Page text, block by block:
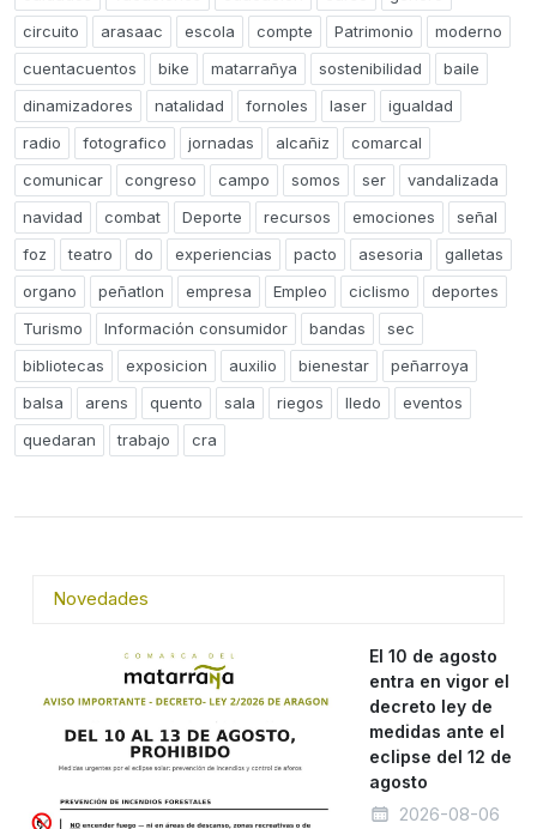
circuito
arasaac escola compte Patrimonio
moderno
cuentacuentos
bike matarrañya sostenibilidad
baile
dinamizadores
natalidad fornoles laser
igualdad
radio
fotografico jornadas alcañiz
comarcal
comunicar
congreso campo somos ser
vandalizada
navidad
combat Deporte recursos emociones
señal
foz
teatro do experiencias pacto asesoria
galletas
organo
peñatlon empresa Empleo ciclismo
deportes
Turismo
Información consumidor bandas
sec
bibliotecas
exposicion auxilio bienestar
peñarroya
balsa
arens quento sala riegos lledo
eventos
quedaran
trabajo cra
Novedades
El 10 de agosto
entra en vigor el
decreto ley de
medidas ante el
eclipse del 12 de
agosto
2026-08-06